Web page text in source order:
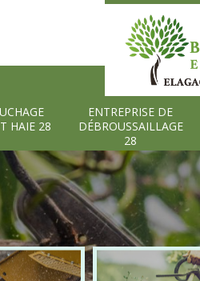
HAIE 28
ENTREPRISE DE
DÉBROUSSAILLAGE
28